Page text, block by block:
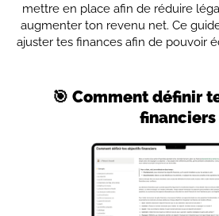
mettre en place afin de réduire
augmenter ton revenu net. Ce
ajuster tes finances afin de pouvoir
🎯 Comment définir
financiers